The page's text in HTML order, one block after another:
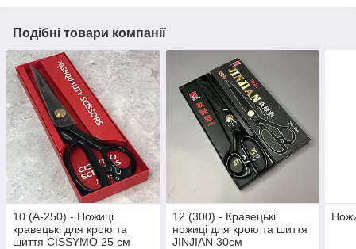
Подібні товари компанії
10 (А-250) - Ножиці
кравецькі для крою та
шиття CISSYMO 25 см
12 (300) - Кравецькі
ножиці для крою та шиття
JINJIAN 30см